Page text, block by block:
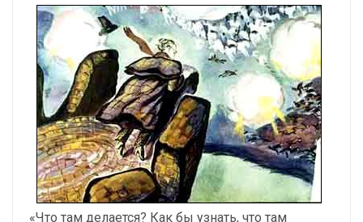
«Что там делается? Как бы узнать, что там